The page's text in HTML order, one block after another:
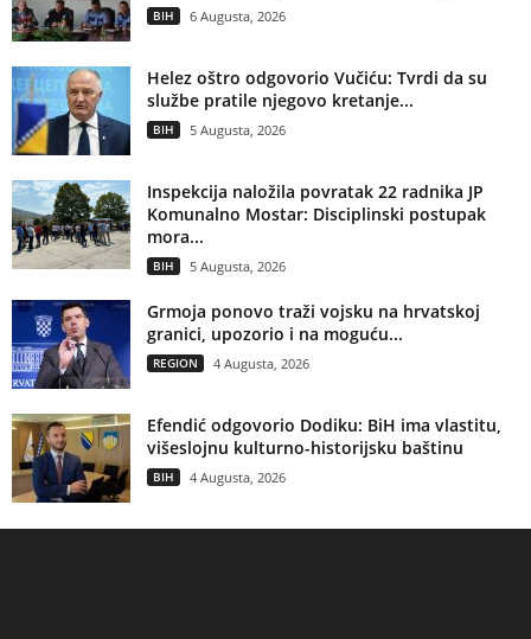
BIH 6 Augusta, 2026
Helez oštro odgovorio Vučiću: Tvrdi da su
službe pratile njegovo kretanje...
BIH 5 Augusta, 2026
Inspekcija naložila povratak 22 radnika JP
Komunalno Mostar: Disciplinski postupak
mora...
BIH 5 Augusta, 2026
Grmoja ponovo traži vojsku na hrvatskoj
granici, upozorio i na moguću...
REGION 4 Augusta, 2026
Efendić odgovorio Dodiku: BiH ima vlastitu,
višeslojnu kulturno-historijsku baštinu
BIH 4 Augusta, 2026